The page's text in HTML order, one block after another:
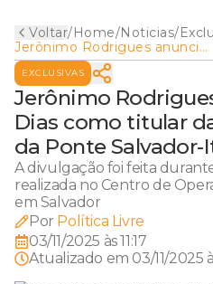
Voltar/Home/Noticias/
Jerônimo Rodrigues anuncia
Mateus Dias como titular da
nova Secretaria da Ponte
Salvador-Itaparica
EXCLUSIVAS
Jerônimo
Dias como titular
da Ponte Salvador-
A divulgação foi feita
realizada no Centro de
em Salvador
Por Política Livre
03/11/2025 às 11:17
Atualizado em 03/11/2025